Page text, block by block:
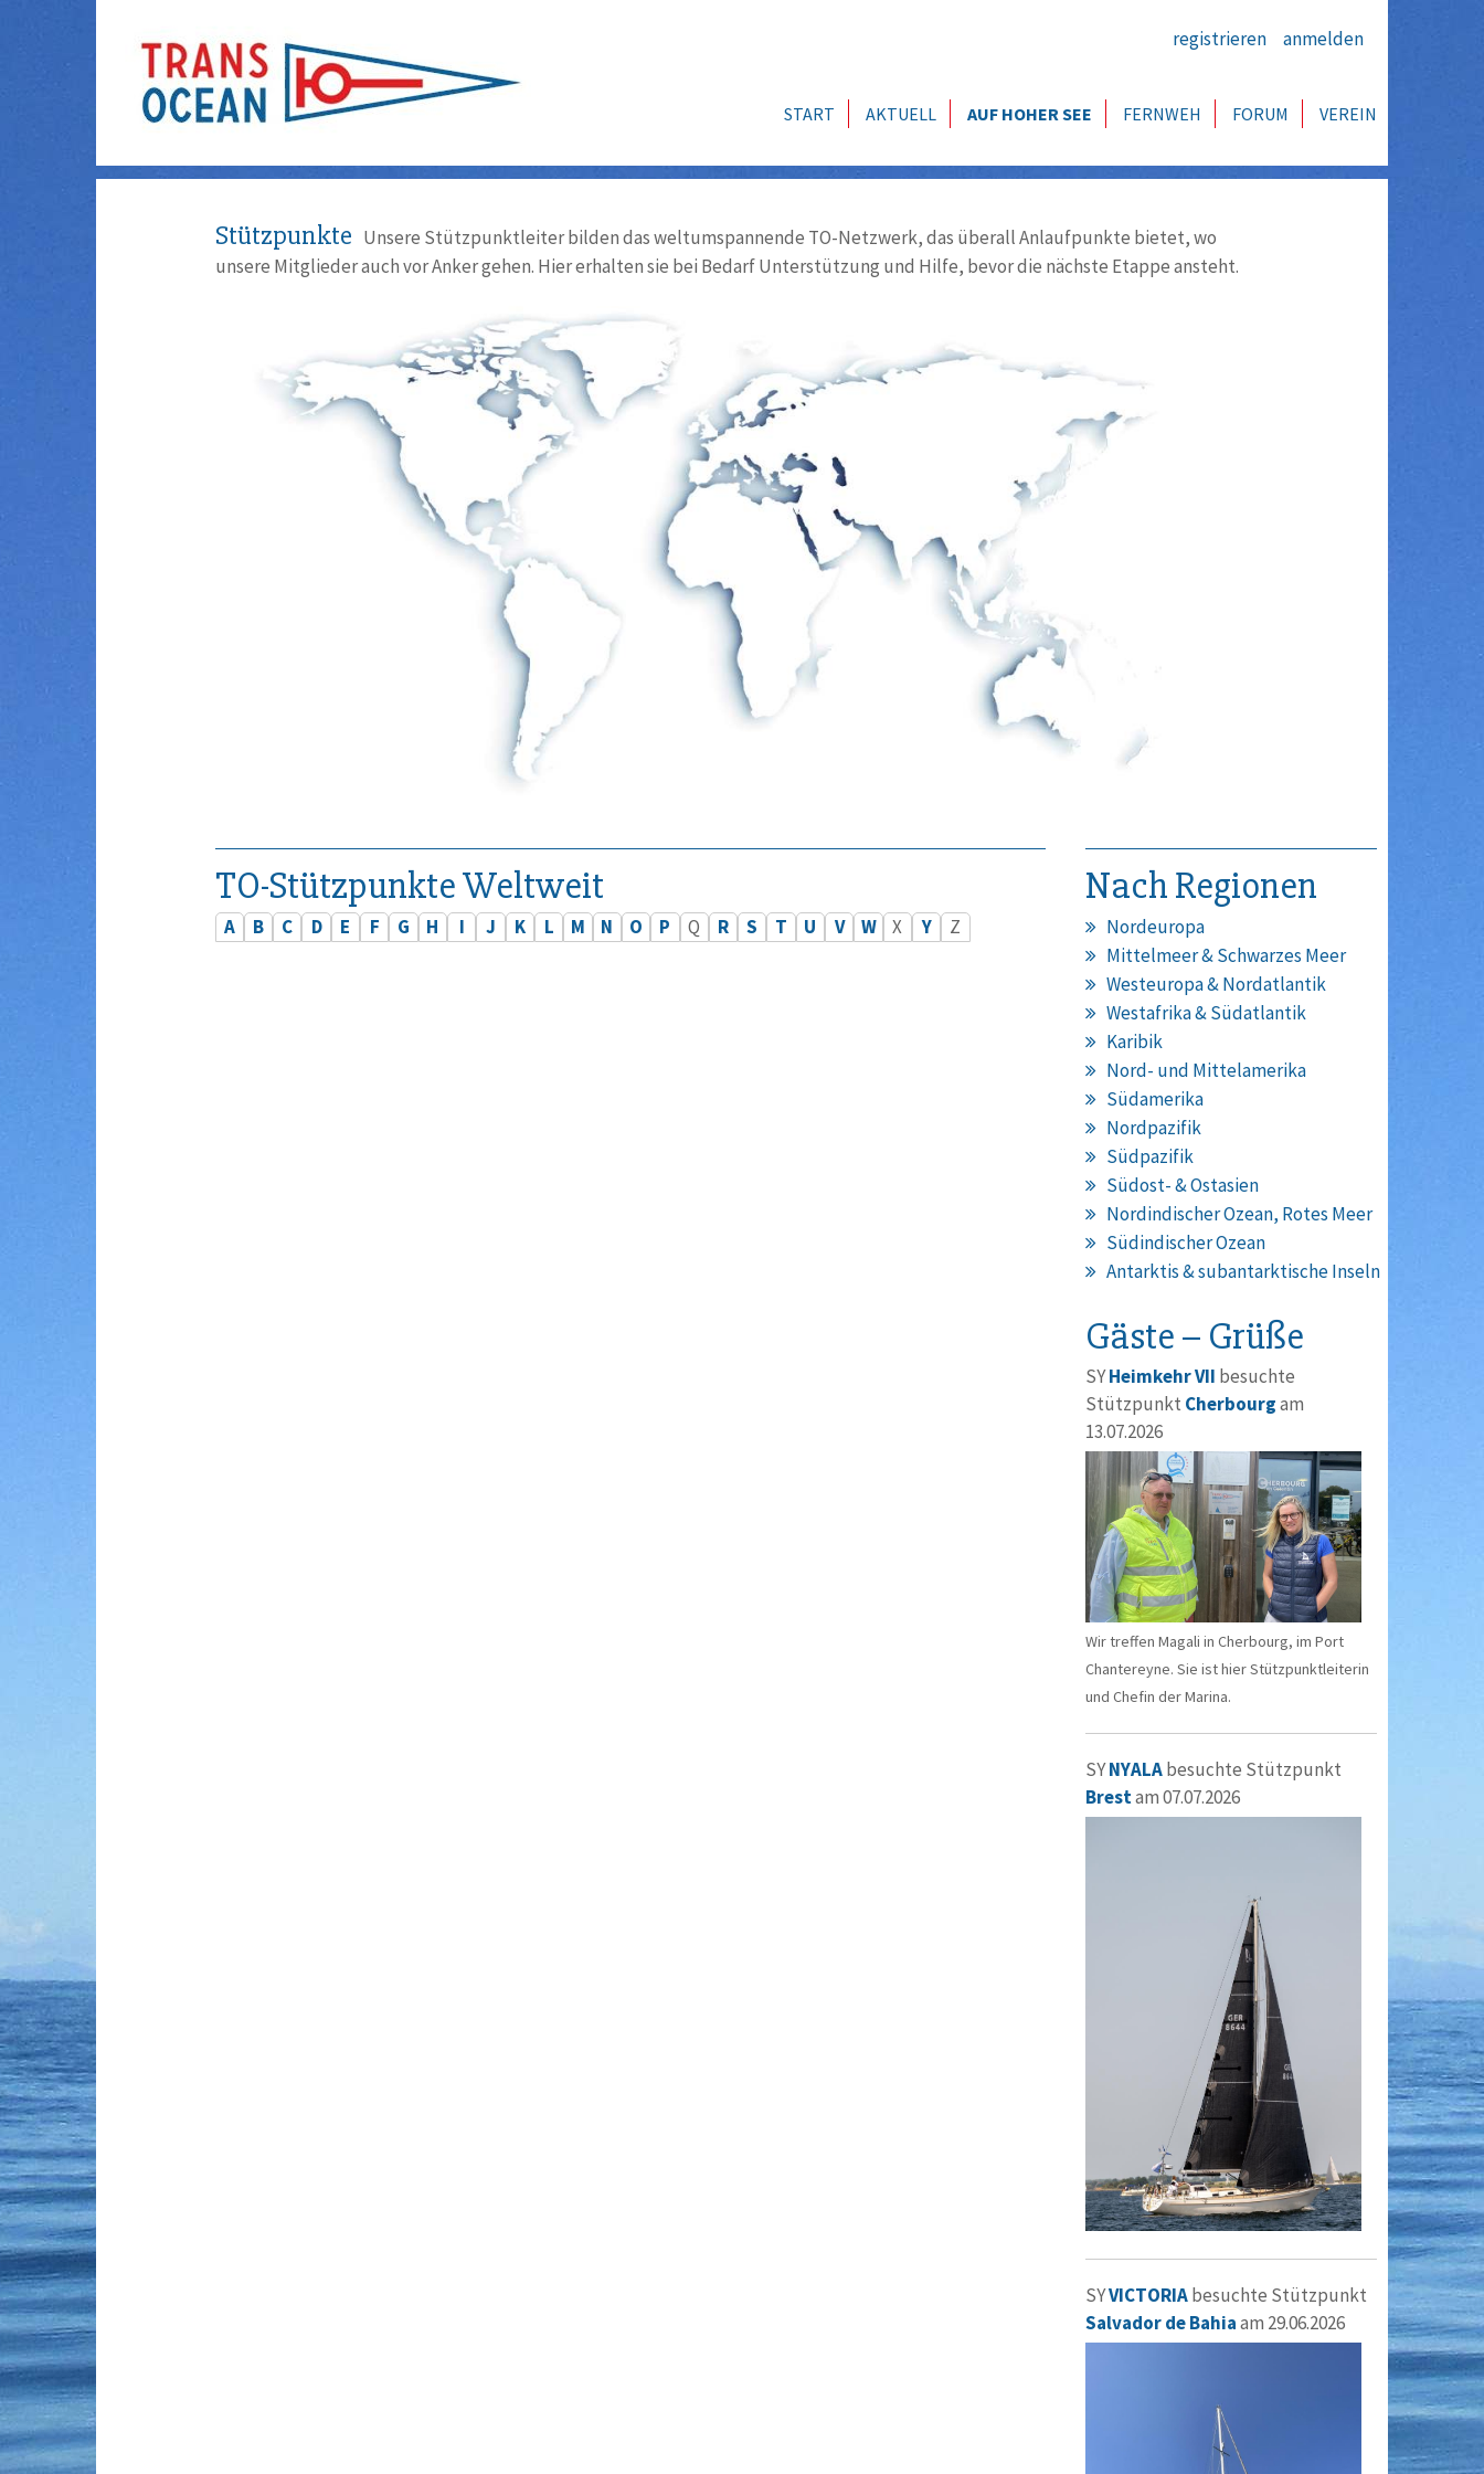
registrieren anmelden
START AKTUELL AUF HOHER SEE FERNWEH FORUM VEREIN
Stützpunkte Unsere Stützpunktleiter bilden das weltumspannende TO-Netzwerk, das überall Anlaufpunkte bietet, wo
unsere Mitglieder auch vor Anker gehen. Hier erhalten sie bei Bedarf Unterstützung und Hilfe, bevor die nächste Etappe ansteht.
TO-Stützpunkte Weltweit
A B C D E F G H I J K L M N O P Q R S T U V W X Y Z
Nach Regionen
Nordeuropa
Mittelmeer & Schwarzes Meer
Westeuropa & Nordatlantik
Westafrika & Südatlantik
Karibik
Nord- und Mittelamerika
Südamerika
Nordpazifik
Südpazifik
Südost- & Ostasien
Nordindischer Ozean, Rotes Meer
Südindischer Ozean
Antarktis & subantarktische Inseln
Gäste – Grüße
SYHeimkehr VII besuchte
Stützpunkt Cherbourgam
13.07.2026
Wir treffen Magali in Cherbourg, im Port
Chantereyne. Sie ist hier Stützpunktleiterin
und Chefin der Marina.
SYNYALAbesuchte Stützpunkt
Brestam 07.07.2026
SYVICTORIAbesuchte Stützpunkt
Salvador de Bahiaam 29.06.2026